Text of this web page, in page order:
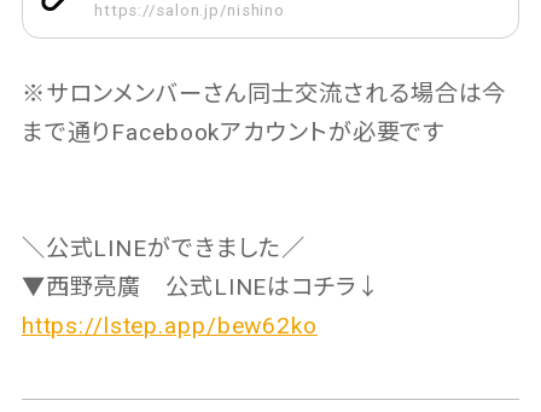
https://salon.jp/nishino
※サロンメンバーさん同士交流される場合は今
まで通りFacebookアカウントが必要です
＼公式LINEができました／
▼西野亮廣 公式LINEはコチラ↓
https://lstep.app/bew62ko